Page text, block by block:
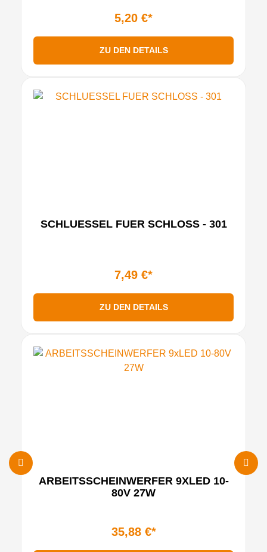
5,20 €*
ZU DEN DETAILS
SCHLUESSEL FUER SCHLOSS - 301
7,49 €*
ZU DEN DETAILS
ARBEITSSCHEINWERFER 9XLED 10-
80V 27W
35,88 €*